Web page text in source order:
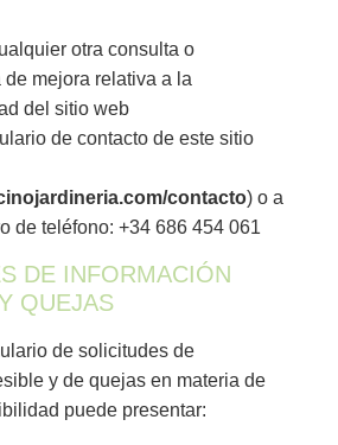
otra consulta o
de mejora relativa a la
del sitio web
de contacto de este sitio
contacto) o a
de teléfono: +34 686 454 061
DE INFORMACIÓN
QUEJAS
de solicitudes de
y de quejas en materia de
puede presentar: